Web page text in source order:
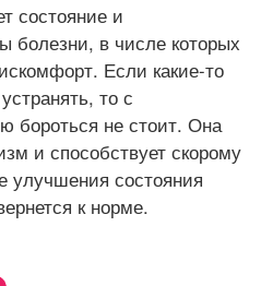
состояние и
болезни, в числе которых
Если какие-то
то с
бороться не стоит. Она
и способствует скорому
состояния
к норме.